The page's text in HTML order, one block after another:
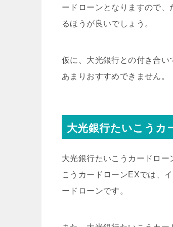
ードローンとなりますので
るほうが良いでしょう。
仮に、大光銀行との付き合い
あまりおすすめできません。
大光銀行たいこうカ
大光銀行たいこうカードロ
こうカードローンEXでは、
ードローンです。